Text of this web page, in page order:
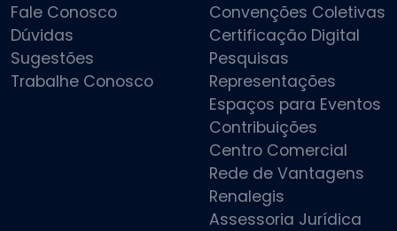
Fale Conosco
Dúvidas
Sugestões
Trabalhe Conosco
Convenções Coletivas
Certificação Digital
Pesquisas
Representações
Espaços para Eventos
Contribuições
Centro Comercial
Rede de Vantagens
Renalegis
Assessoria Jurídica